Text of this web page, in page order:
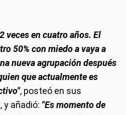
veces en cuatro años. El
50% con miedo a vaya a
nueva agrupación después
que actualmente es
, posteó en sus
y añadió: "Es momento de